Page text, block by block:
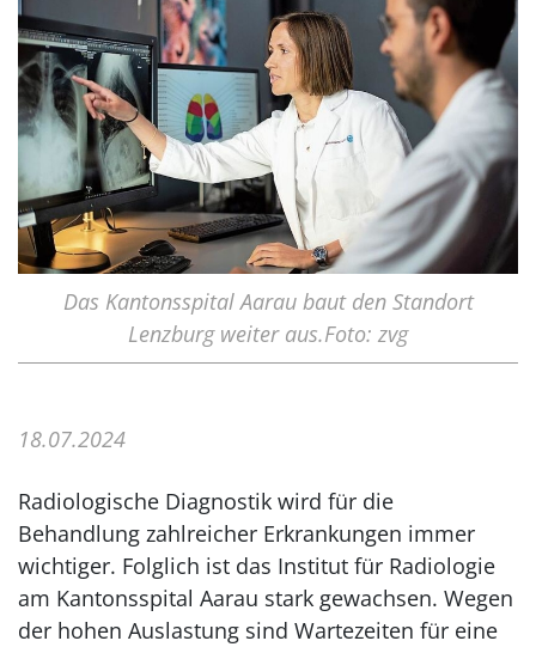
Das Kantonsspital Aarau baut den Standort
Lenzburg weiter aus.Foto: zvg
18.07.2024
Radiologische Diagnostik wird für die
Behandlung zahlreicher Erkrankungen immer
wichtiger. Folglich ist das Institut für Radiologie
am Kantonsspital Aarau stark gewachsen. Wegen
der hohen Auslastung sind Wartezeiten für eine